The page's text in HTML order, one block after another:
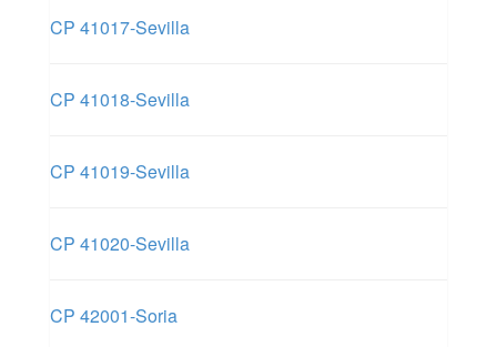
CP 41017-Sevilla
CP 41018-Sevilla
CP 41019-Sevilla
CP 41020-Sevilla
CP 42001-Soria